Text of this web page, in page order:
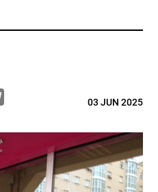
Telegram03 JUN 2025